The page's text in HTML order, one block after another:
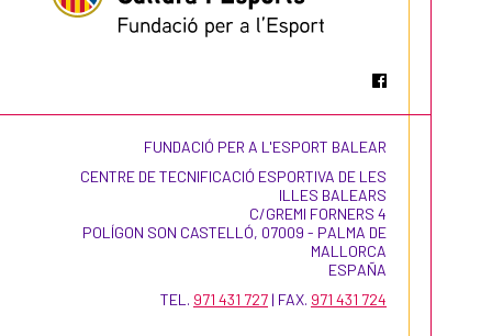
FUNDACIÓ PER A L'ESPORT BALEAR
CENTRE DE TECNIFICACIÓ ESPORTIVA DE LES
ILLES BALEARS
C/GREMI FORNERS 4
POLÍGON SON CASTELLÓ, 07009 - PALMA DE
MALLORCA
ESPAÑA
TEL. 971 431 727 | FAX. 971 431 724